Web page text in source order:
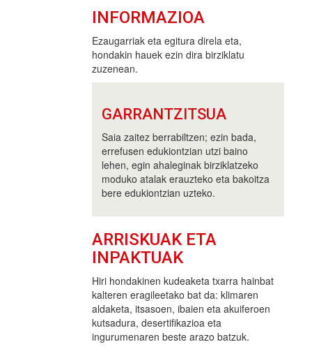
INFORMAZIOA
Ezaugarriak eta egitura direla eta,
hondakin hauek ezin dira birziklatu
zuzenean.
GARRANTZITSUA
Saia zaitez berrabiltzen; ezin bada,
errefusen edukiontzian utzi baino
lehen, egin ahaleginak birziklatzeko
moduko atalak erauzteko eta bakoitza
bere edukiontzian uzteko.
ARRISKUAK ETA
INPAKTUAK
Hiri hondakinen kudeaketa txarra hainbat
kalteren eragileetako bat da: klimaren
aldaketa, itsasoen, ibaien eta akuiferoen
kutsadura, desertifikazioa eta
ingurumenaren beste arazo batzuk.